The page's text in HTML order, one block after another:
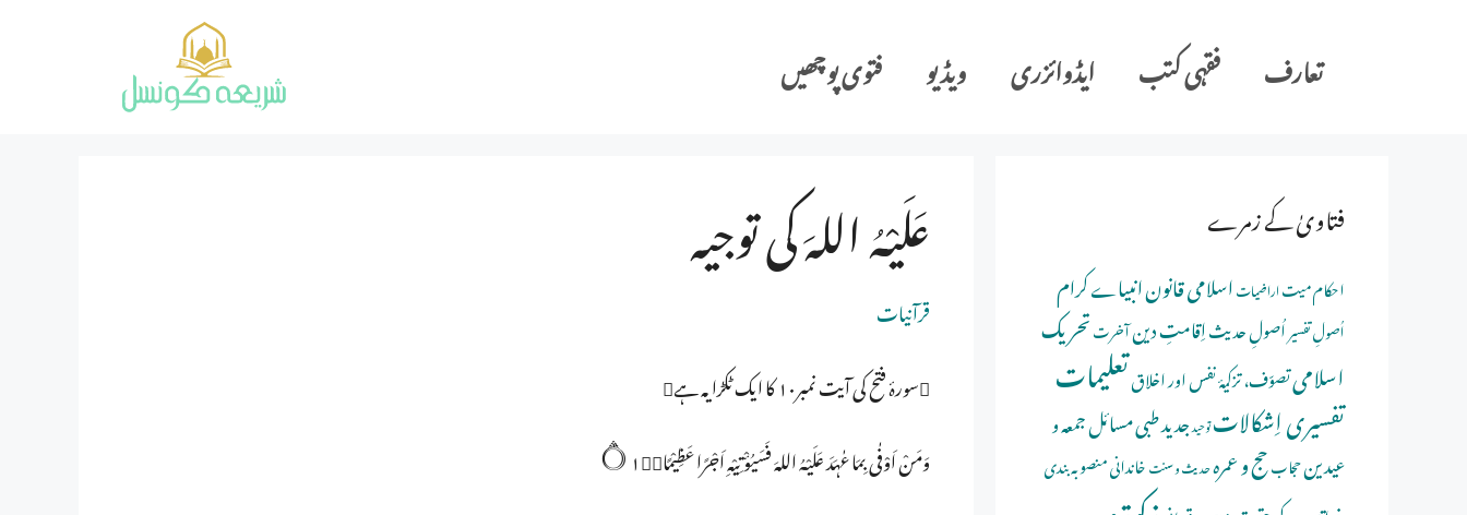
تعارف فقہی کتب ایڈوائزری ویڈیو فتوی پوچھیں
عَلَیْہُ اللہَ کی توجیہ
قرآنیات
سورۂ فتح کی آیت نمبر۱۰ کا ایک ٹکڑا یہ ہے
وَمَنْ اَوْفٰى بِمَا عٰہَدَ عَلَيْہُ اللہَ فَسَيُؤْتِيْہِ اَجْرًا عَظِيْمًا۝۱۰ۧ
فتاویٰ کے زمرے
احکام میتاراضیاتاسلامی قانونانبیاے کرام
اُصولِ تفسیراُصولِ حدیثاِقامتِ دینآخرتتحریک
اسلامیتصوّف، تزکیۂ نفس اور اخلاقتعلیمات
تفسیری اِشکالاتتوحیدجدید طبی مسائلجمعہ و
عیدینحجابحج و عمرہحدیث و سنتخاندانی منصوبہ بندی